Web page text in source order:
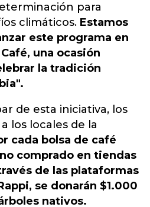
para
climáticos. Estamos
este programa en
una ocasión
la tradición
de esta iniciativa, los
los locales de la
cada bolsa de café
comprado en tiendas
de las plataformas
se donarán $1.000
nativos.